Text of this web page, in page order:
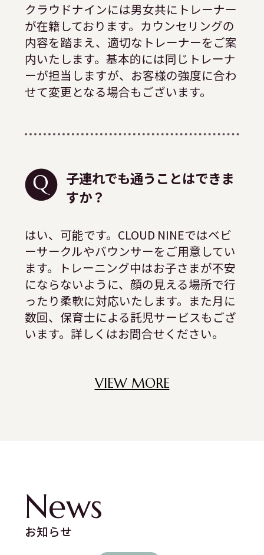
クラウドナインには男女共にトレーナー
が在籍しております。カウンセリングの
内容を踏まえ、適切なトレーナーをご案
内いたします。基本的には同じトレーナ
ーが担当しますが、お客様の強度に合わ
せて変更となる場合もございます。
子連れでも通うことはできま
すか？
はい、可能です。CLOUD NINEではベビ
ーサークルやバウンサーをご用意してい
ます。トレーニング中はお子さまが不安
にならないように、顔の見える場所で行
ったり柔軟に対応いたします。また月に
数回、保育士による託児サービスもござ
います。詳しくはお問合せください。
VIEW MORE
News
お知らせ